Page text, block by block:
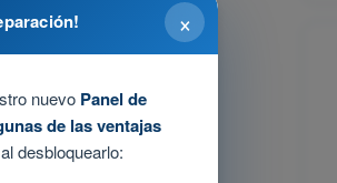
a unos 20-
×
nuevo Panel de
de las ventajas
desbloquearlo: